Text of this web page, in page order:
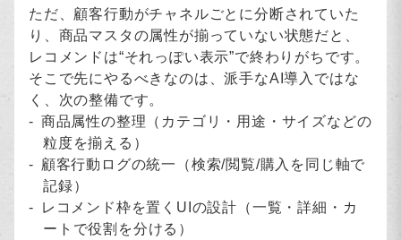
ただ、顧客行動がチャネルごとに分断されていた
り、商品マスタの属性が揃っていない状態だと、
レコメンドは“それっぽい表示”で終わりがちです。
そこで先にやるべきなのは、派手なAI導入ではな
く、次の整備です。
商品属性の整理（カテゴリ・用途・サイズなどの
粒度を揃える）
顧客行動ログの統一（検索/閲覧/購入を同じ軸で
記録）
レコメンド枠を置くUIの設計（一覧・詳細・カ
ートで役割を分ける）